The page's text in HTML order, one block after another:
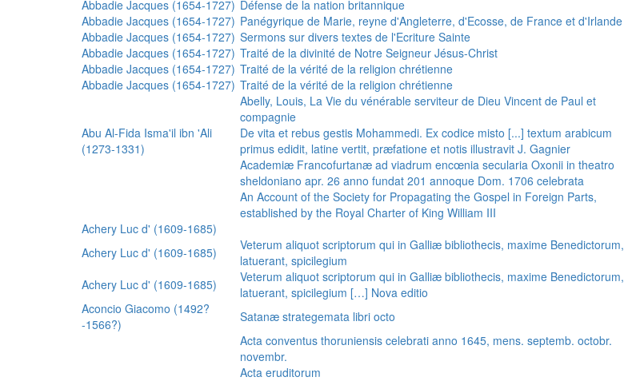
Abbadie Jacques (1654-1727) Défense de la nation britannique
Abbadie Jacques (1654-1727) Panégyrique de Marie, reyne d'Angleterre, d'Ecosse, de France et d'Irlande
Abbadie Jacques (1654-1727) Sermons sur divers textes de l'Ecriture Sainte
Abbadie Jacques (1654-1727) Traité de la divinité de Notre Seigneur Jésus-Christ
Abbadie Jacques (1654-1727) Traité de la vérité de la religion chrétienne
Abbadie Jacques (1654-1727) Traité de la vérité de la religion chrétienne
Abelly, Louis, La Vie du vénérable serviteur de Dieu Vincent de Paul et
compagnie
Abu Al-Fida Isma'il ibn 'Ali
(1273-1331)
De vita et rebus gestis Mohammedi. Ex codice misto [...] textum arabicum
primus edidit, latine vertit, præfatione et notis illustravit J. Gagnier
Academiæ Francofurtanæ ad viadrum encœnia secularia Oxonii in theatro
sheldoniano apr. 26 anno fundat 201 annoque Dom. 1706 celebrata
An Account of the Society for Propagating the Gospel in Foreign Parts,
established by the Royal Charter of King William III
Achery Luc d' (1609-1685)
Achery Luc d' (1609-1685)
Veterum aliquot scriptorum qui in Galliæ bibliothecis, maxime Benedictorum,
latuerant, spicilegium
Achery Luc d' (1609-1685)
Veterum aliquot scriptorum qui in Galliæ bibliothecis, maxime Benedictorum,
latuerant, spicilegium […] Nova editio
Aconcio Giacomo (1492?
-1566?)
Satanæ strategemata libri octo
Acta conventus thoruniensis celebrati anno 1645, mens. septemb. octobr.
novembr.
Acta eruditorum